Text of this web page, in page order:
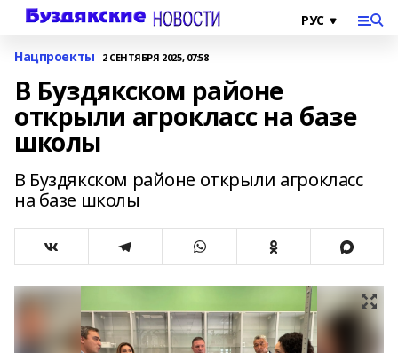
Нацпроекты 2 СЕНТЯБРЯ 2025, 07:58
В Буздякском районе
открыли агрокласс на базе
школы
В Буздякском районе открыли агрокласс
на базе школы